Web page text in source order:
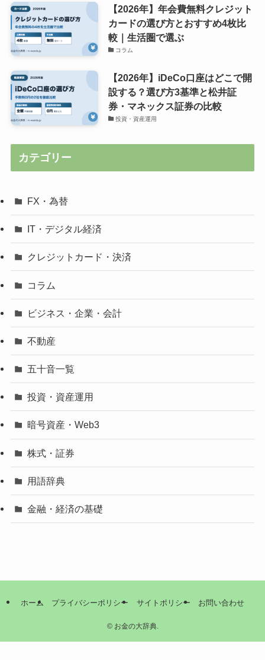
【2026年】年会費無料クレジット
カードの選び方とおすすめ4枚比
較｜生活圏で選ぶ
コラム
【2026年】iDeCo口座はどこで開
設する？選び方3基準と松井証
券・マネックス証券の比較
投資・資産運用
カテゴリー
FX・為替
IT・デジタル経済
クレジットカード・決済
コラム
ビジネス・企業・会計
不動産
五十音一覧
投資・資産運用
暗号資産・Web3
株式・証券
用語辞典
金融・経済の基礎
ホーム プライバシーポリシー サイトポリシー お問い合わせ
©お金の大辞典.